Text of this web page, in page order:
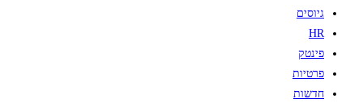
גיוסים
HR
פינטק
פרטיות
חדשות